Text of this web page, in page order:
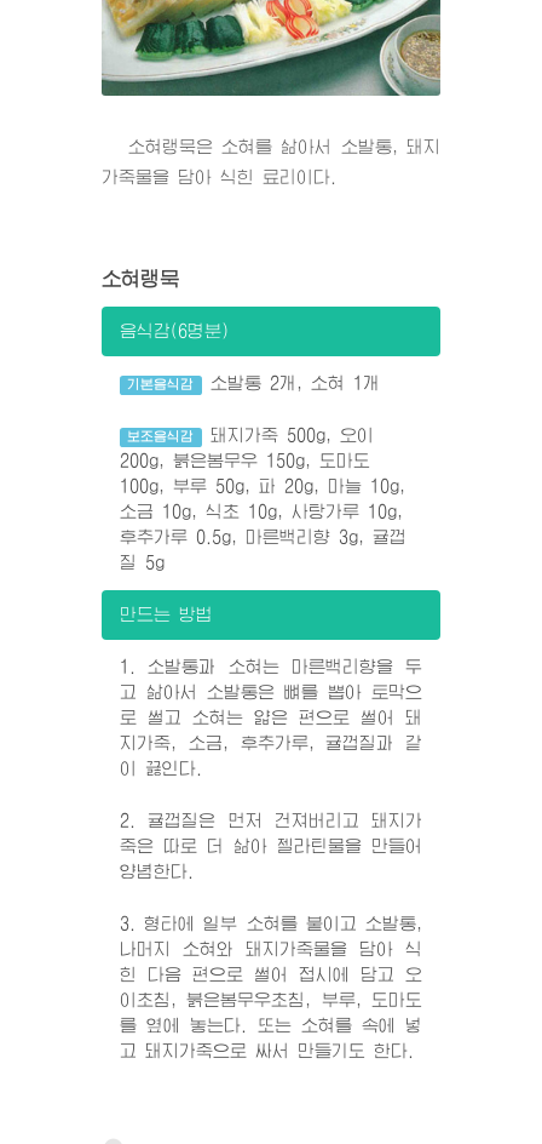
소혀랭묵은 소혀를 삶아서 소발통, 돼지
가죽물을 담아 식힌 료리이다.
소혀랭묵
음식감(6명분)
기본음식감 소발통 2개, 소혀 1개
보조음식감
돼지가죽 500g, 오이
200g, 붉은봄무우 150g, 도마도
100g, 부루 50g, 파 20g, 마늘 10g,
소금 10g, 식초 10g, 사탕가루 10g,
후추가루 0.5g, 마른백리향 3g, 귤껍
질 5g
만드는 방법
1. 소발통과 소혀는 마른백리향을 두
고 삶아서 소발통은 뼈를 뽑아 토막으
로 썰고 소혀는 얇은 편으로 썰어 돼
지가죽, 소금, 후추가루, 귤껍질과 같
이 끓인다.
2. 귤껍질은 먼저 건져버리고 돼지가
죽은 따로 더 삶아 젤라틴물을 만들어
양념한다.
3. 형타에 일부 소혀를 붙이고 소발통,
나머지 소혀와 돼지가죽물을 담아 식
힌 다음 편으로 썰어 접시에 담고 오
이초침, 붉은봄무우초침, 부루, 도마도
를 옆에 놓는다. 또는 소혀를 속에 넣
고 돼지가죽으로 싸서 만들기도 한다.